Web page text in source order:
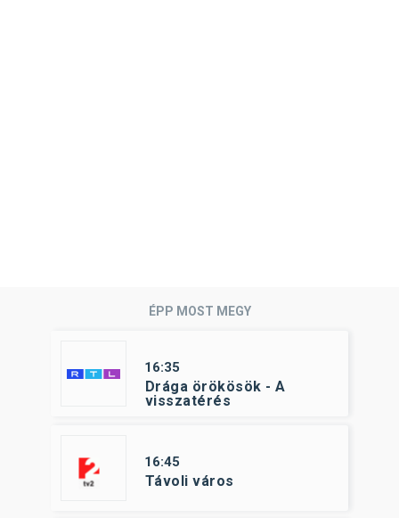
ÉPP MOST MEGY
16:35
Drága örökösök - A
visszatérés
16:45
Távoli város